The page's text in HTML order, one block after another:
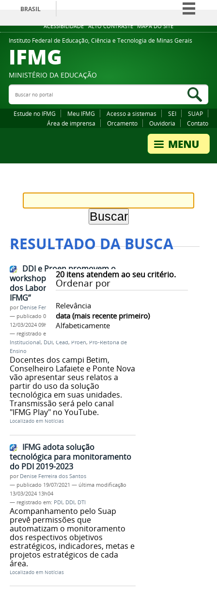
ACESSIBILIDADE ALTO CONTRASTE MAPA DO SITE
BRASIL
Simplifique!
Comunica BR
Legislação
Instituto Federal de Educação, Ciência e Tecnologia de Minas Gerais
IFMG
MINISTÉRIO DA EDUCAÇÃO
Buscar no portal
Estude no IFMG Meu IFMG Acesso a sistemas SEI
SUAP
Área de imprensa
Orcamento Ouvidoria Contato
RESULTADO DA BUSCA
20itens atendem ao seu critério.
Ordenar por
Relevância
data (mais recente primeiro)
Alfabeticamente
DDI e Proen promovem o
workshop “Experiências no uso
dos Laboratórios Virtuais no
IFMG”
por Denise Ferreira dos Santos
— publicado 09/02/2022 —última modificação
12/03/2024 09h31
— registrado em:
Institucional, DDI, Cead, Proen, Pró-Reitoria de
Ensino
Docentes dos campi Betim,
Conselheiro Lafaiete e Ponte Nova
vão apresentar seus relatos a
partir do uso da solução
tecnológica em suas unidades.
Transmissão será pelo canal
"IFMG Play" no YouTube.
Localizado em Notícias
IFMG adota solução
tecnológica para monitoramento
do PDI 2019-2023
por Denise Ferreira dos Santos
— publicado 19/07/2021 — última modificação
13/03/2024 13h04
— registrado em: PDI, DDI, DTI
Acompanhamento pelo Suap
prevê permissões que
automatizam o monitoramento
dos respectivos objetivos
estratégicos, indicadores, metas e
projetos estratégicos de cada
área.
Localizado em Notícias